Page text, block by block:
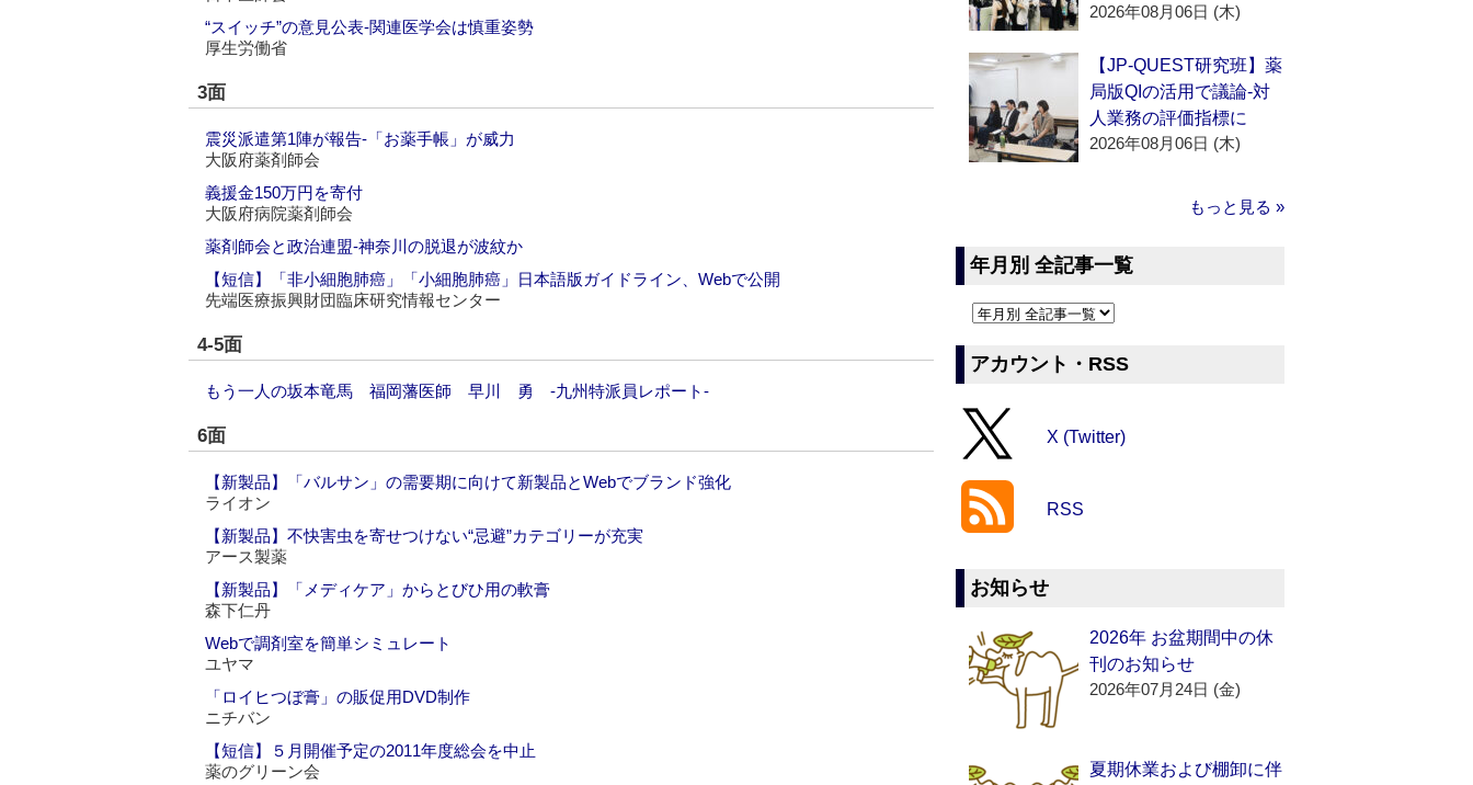
“スイッチ”の意見公表‐関連医学会は慎重姿勢
厚生労働省
3面
震災派遣第1陣が報告‐「お薬手帳」が威力
大阪府薬剤師会
義援金150万円を寄付
大阪府病院薬剤師会
薬剤師会と政治連盟‐神奈川の脱退が波紋か
【短信】「非小細胞肺癌」「小細胞肺癌」日本語版ガイドライン、Webで公開
先端医療振興財団臨床研究情報センター
4-5面
もう一人の坂本竜馬 福岡藩医師 早川 勇 -九州特派員レポート-
6面
【新製品】「バルサン」の需要期に向けて新製品とWebでブランド強化
ライオン
【新製品】不快害虫を寄せつけない“忌避”カテゴリーが充実
アース製薬
【新製品】「メディケア」からとびひ用の軟膏
森下仁丹
Webで調剤室を簡単シミュレート
ユヤマ
「ロイヒつぼ膏」の販促用DVD制作
ニチバン
【短信】５月開催予定の2011年度総会を中止
薬のグリーン会
2026年08月06日 (木)
【JP-QUEST研究班】薬
局版QIの活用で議論‐対
人業務の評価指標に
2026年08月06日 (木)
もっと見る »
年月別 全記事一覧
アカウント・RSS
X (Twitter)
RSS
お知らせ
2026年 お盆期間中の休
刊のお知らせ
2026年07月24日 (金)
夏期休業および棚卸に伴